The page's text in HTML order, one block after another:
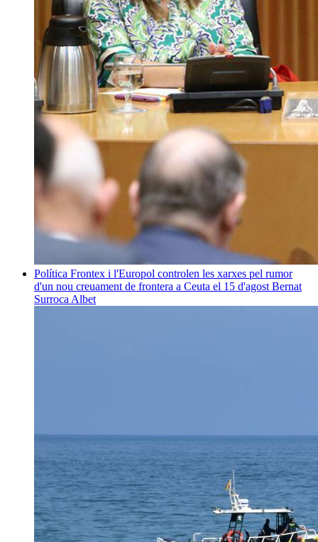
Política Frontex i l'Europol controlen les xarxes pel rumor
d'un nou creuament de frontera a Ceuta el 15 d'agost Bernat
Surroca Albet